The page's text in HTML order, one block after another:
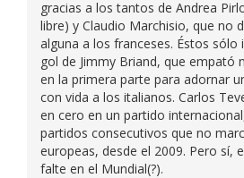
gracias a los tantos de Andrea
libre) y Claudio Marchisio, que no
alguna a los franceses. Éstos sólo
gol de Jimmy Briand, que empató
en la primera parte para adornar
con vida a los italianos. Carlos
en cero en un partido
partidos consecutivos que no
europeas, desde el 2009. Pero sí,
falte en el Mundial(?).